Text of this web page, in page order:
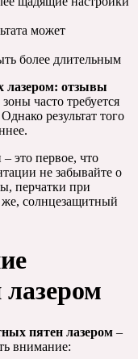
может
более длительным
лазером: отзывы
часто требуется
результат того
это первое, что
не забывайте о
перчатки при
солнцезащитный
пятен лазером –
внимание: